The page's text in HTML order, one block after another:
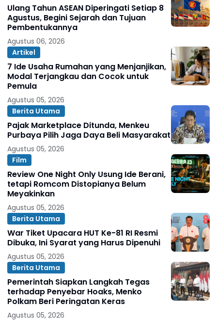
Ulang Tahun ASEAN Diperingati Setiap 8
Agustus, Begini Sejarah dan Tujuan
Pembentukannya
Agustus 06, 2026
Artikel
7 Ide Usaha Rumahan yang Menjanjikan,
Modal Terjangkau dan Cocok untuk
Pemula
Agustus 05, 2026
Berita Utama
Pajak Marketplace Ditunda, Menkeu
Purbaya Pilih Jaga Daya Beli Masyarakat
Agustus 05, 2026
Film
Review One Night Only Usung Ide Berani,
tetapi Romcom Distopianya Belum
Meyakinkan
Agustus 05, 2026
Berita Utama
War Tiket Upacara HUT Ke-81 RI Resmi
Dibuka, Ini Syarat yang Harus Dipenuhi
Agustus 05, 2026
Berita Utama
Pemerintah Siapkan Langkah Tegas
terhadap Penyebar Hoaks, Menko
Polkam Beri Peringatan Keras
Agustus 05, 2026